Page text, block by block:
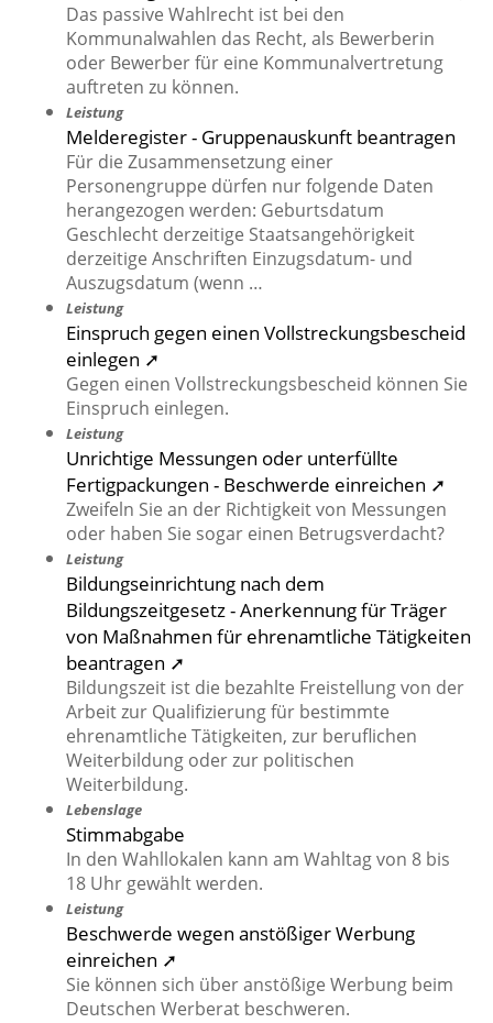
Das passive Wahlrecht ist bei den
Kommunalwahlen das Recht, als Bewerberin
oder Bewerber für eine Kommunalvertretung
auftreten zu können.
Leistung
Melderegister - Gruppenauskunft beantragen
Für die Zusammensetzung einer
Personengruppe dürfen nur folgende Daten
herangezogen werden: Geburtsdatum
Geschlecht derzeitige Staatsangehörigkeit
derzeitige Anschriften Einzugsdatum- und
Auszugsdatum (wenn …
Leistung
Einspruch gegen einen Vollstreckungsbescheid
einlegen ➚
Gegen einen Vollstreckungsbescheid können Sie
Einspruch einlegen.
Leistung
Unrichtige Messungen oder unterfüllte
Fertigpackungen - Beschwerde einreichen ➚
Zweifeln Sie an der Richtigkeit von Messungen
oder haben Sie sogar einen Betrugsverdacht?
Leistung
Bildungseinrichtung nach dem
Bildungszeitgesetz - Anerkennung für Träger
von Maßnahmen für ehrenamtliche Tätigkeiten
beantragen ➚
Bildungszeit ist die bezahlte Freistellung von der
Arbeit zur Qualifizierung für bestimmte
ehrenamtliche Tätigkeiten, zur beruflichen
Weiterbildung oder zur politischen
Weiterbildung.
Lebenslage
Stimmabgabe
In den Wahllokalen kann am Wahltag von 8 bis
18 Uhr gewählt werden.
Leistung
Beschwerde wegen anstößiger Werbung
einreichen ➚
Sie können sich über anstößige Werbung beim
Deutschen Werberat beschweren.